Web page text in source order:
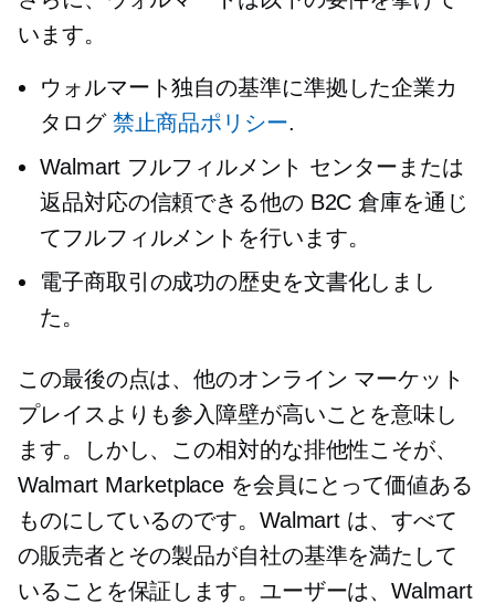
います。
ウォルマート独自の基準に準拠した企業カ
タログ 禁止商品ポリシー.
Walmart フルフィルメント センターまたは
返品対応の信頼できる他の B2C 倉庫を通じ
てフルフィルメントを行います。
電子商取引の成功の歴史を文書化しまし
た。
この最後の点は、他のオンライン マーケット
プレイスよりも参入障壁が高いことを意味し
ます。しかし、この相対的な排他性こそが、
Walmart Marketplace を会員にとって価値ある
ものにしているのです。Walmart は、すべて
の販売者とその製品が自社の基準を満たして
いることを保証します。ユーザーは、Walmart